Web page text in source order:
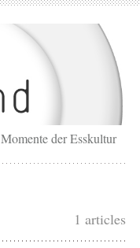
Momente der Esskultur
1 articles